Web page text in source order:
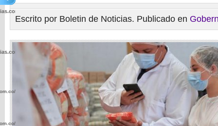
Escrito por Boletin de Noticias. Publicado en
wp-
wp-
wp-
wp-